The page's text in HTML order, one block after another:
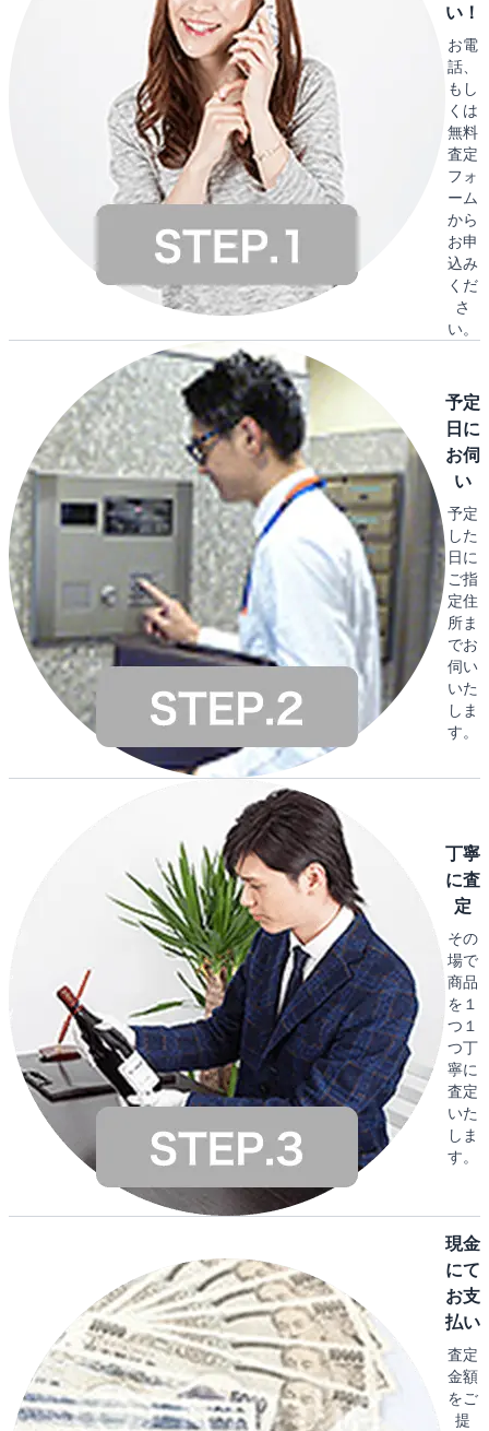
い！
お電
話、
もし
くは
無料
査定
フォ
ーム
から
お申
込み
くだ
さ
い。
予定
日に
お伺
い
予定
した
日に
ご指
定住
所ま
でお
伺い
いた
しま
す。
丁寧
に査
定
その
場で
商品
を１
つ１
つ丁
寧に
査定
いた
しま
す。
現金
にて
お支
払い
査定
金額
をご
提